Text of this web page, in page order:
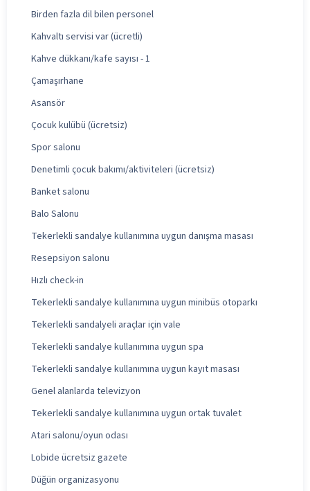
Birden fazla dil bilen personel
Kahvaltı servisi var (ücretli)
Kahve dükkanı/kafe sayısı - 1
Çamaşırhane
Asansör
Çocuk kulübü (ücretsiz)
Spor salonu
Denetimli çocuk bakımı/aktiviteleri (ücretsiz)
Banket salonu
Balo Salonu
Tekerlekli sandalye kullanımına uygun danışma masası
Resepsiyon salonu
Hızlı check-in
Tekerlekli sandalye kullanımına uygun minibüs otoparkı
Tekerlekli sandalyeli araçlar için vale
Tekerlekli sandalye kullanımına uygun spa
Tekerlekli sandalye kullanımına uygun kayıt masası
Genel alanlarda televizyon
Tekerlekli sandalye kullanımına uygun ortak tuvalet
Atari salonu/oyun odası
Lobide ücretsiz gazete
Düğün organizasyonu